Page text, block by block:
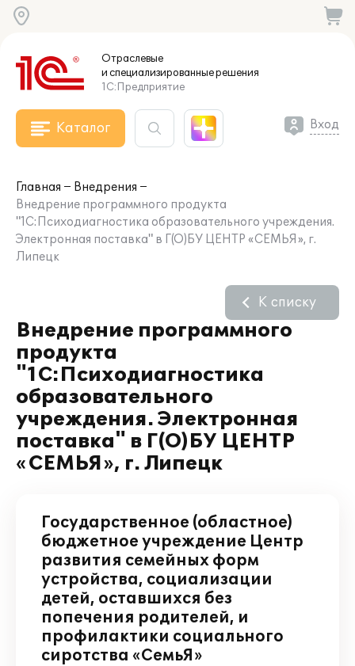
Отраслевые
и специализированныерешения
1С:Предприятие
Каталог Вход
Главная
Внедрения
Внедрение программного продукта
"1С:Психодиагностика образовательного учреждения.
Электронная поставка" в Г(О)БУ ЦЕНТР «СЕМЬЯ», г.
Липецк
Внедрение программного
продукта
"1С:Психодиагностика
образовательного
учреждения. Электронная
поставка" в Г(О)БУ ЦЕНТР
«СЕМЬЯ», г. Липецк
К списку
Государственное (областное)
бюджетное учреждение Центр
развития семейных форм
устройства, социализации
детей, оставшихся без
попечения родителей, и
профилактики социального
сиротства «СемьЯ»